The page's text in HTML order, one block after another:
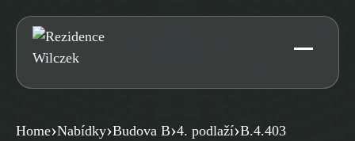
Výběr bytu
Galerie
Financování
Home›Nabídky›Budova B›4. podlaží›B.4.403